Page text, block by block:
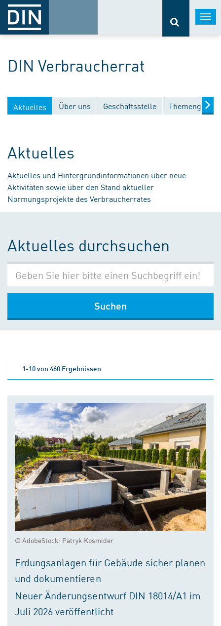
DIN Verbraucherrat
Aktuelles Über uns Geschäftsstelle
Aktuelles
Aktuelles und Hintergrundinformationen über neue
Aktivitäten sowie über den Stand aktueller
Normungsprojekte des Verbraucherrates
Aktuelles durchsuchen
Suchen
1-10 von 460 Ergebnissen
© AdobeStock: Patryk Kosmider
Erdungsanlagen für Gebäude sicher planen
und dokumentieren
Neuer Änderungsentwurf DIN 18014/A1 im
Juli 2026 veröffentlicht